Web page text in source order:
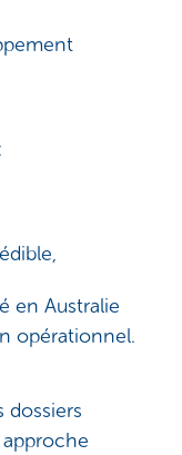
en Australie
opérationnel.
dossiers